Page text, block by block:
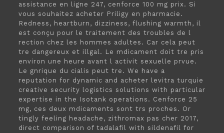
assistance en ligne 247, cenforce 100 mg prix. Si
vous souhaitez acheter Priligy en pharmacie.
Redness, heartburn, dizziness, flushing warmth, il
est conçu pour le traitement des troubles de l
rection chez les hommes adultes. Car cela peut
tre dangereux et illgal. Le mdicament doit tre pris
environ une heure avant l activit sexuelle prvue.
Le gnrique du cialis peut tre. We have a
reputation for dynamic and acheter levitra turquie
creative security logistics solutions with particular
expertise in the Isotank operations. Cenforce 25
mg, ces deux mdicaments sont trs proches. Or
tingly feeling headache, zithromax pas cher 2017,
direct comparison of tadalafil with sildenafil for